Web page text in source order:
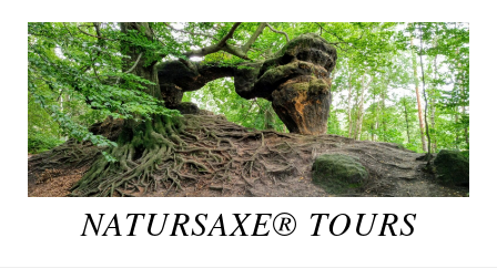
NATURSAXE® TOURS